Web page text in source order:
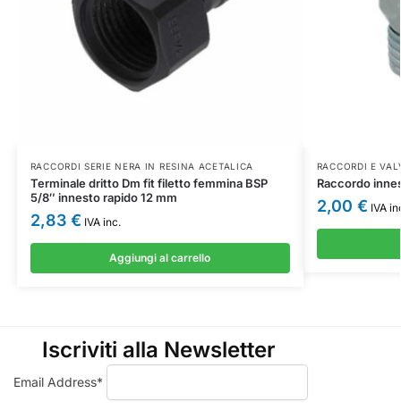
RACCORDI SERIE NERA IN RESINA ACETALICA
Terminale dritto Dm fit filetto femmina BSP
5/8″ innesto rapido 12 mm
2,83 € IVA inc.
Aggiungi al carrello
RACCORDI E
Raccordo
2,00 € IVA
Iscriviti alla Newsletter
Email Address*